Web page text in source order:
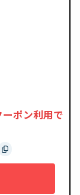
ポン利用で